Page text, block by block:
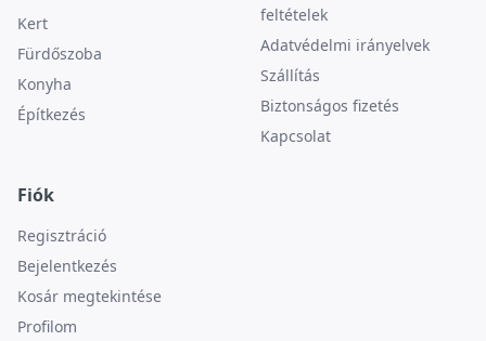
Kert
Fürdőszoba
Konyha
Építkezés
feltételek
Adatvédelmi irányelvek
Szállítás
Biztonságos fizetés
Kapcsolat
Fiók
Regisztráció
Bejelentkezés
Kosár megtekintése
Profilom